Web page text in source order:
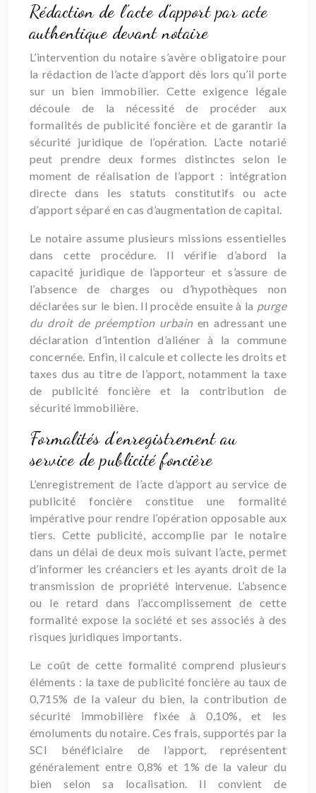
Rédaction de l’acte d’apport par acte
authentique devant notaire
L’intervention du notaire s’avère obligatoire pour
la rédaction de l’acte d’apport dès lors qu’il porte
sur un bien immobilier. Cette exigence légale
découle de la nécessité de procéder aux
formalités de publicité foncière et de garantir la
sécurité juridique de l’opération. L’acte notarié
peut prendre deux formes distinctes selon le
moment de réalisation de l’apport : intégration
directe dans les statuts constitutifs ou acte
d’apport séparé en cas d’augmentation de capital.
Le notaire assume plusieurs missions essentielles
dans cette procédure. Il vérifie d’abord la
capacité juridique de l’apporteur et s’assure de
l’absence de charges ou d’hypothèques non
déclarées sur le bien. Il procède ensuite à la purge
du droit de préemption urbain en adressant une
déclaration d’intention d’aliéner à la commune
concernée. Enfin, il calcule et collecte les droits et
taxes dus au titre de l’apport, notamment la taxe
de publicité foncière et la contribution de
sécurité immobilière.
Formalités d’enregistrement au
service de publicité foncière
L’enregistrement de l’acte d’apport au service de
publicité foncière constitue une formalité
impérative pour rendre l’opération opposable aux
tiers. Cette publicité, accomplie par le notaire
dans un délai de deux mois suivant l’acte, permet
d’informer les créanciers et les ayants droit de la
transmission de propriété intervenue. L’absence
ou le retard dans l’accomplissement de cette
formalité expose la société et ses associés à des
risques juridiques importants.
Le coût de cette formalité comprend plusieurs
éléments : la taxe de publicité foncière au taux de
0,715% de la valeur du bien, la contribution de
sécurité immobilière fixée à 0,10%, et les
émoluments du notaire. Ces frais, supportés par la
SCI bénéficiaire de l’apport, représentent
généralement entre 0,8% et 1% de la valeur du
bien selon sa localisation. Il convient de